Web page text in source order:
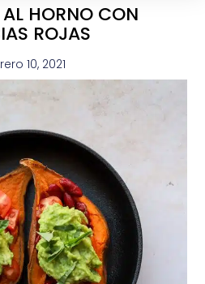
HORNO CON
ROJAS
10, 2021